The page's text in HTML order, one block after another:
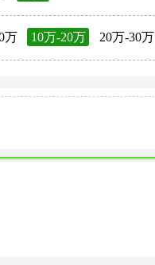
万 10万-20万 20万-30万